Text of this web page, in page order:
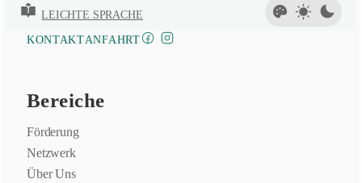
LEICHTE SPRACHE
KONTAKTANFAHRT FACEBOOK
Bereiche
Förderung
Netzwerk
Über Uns